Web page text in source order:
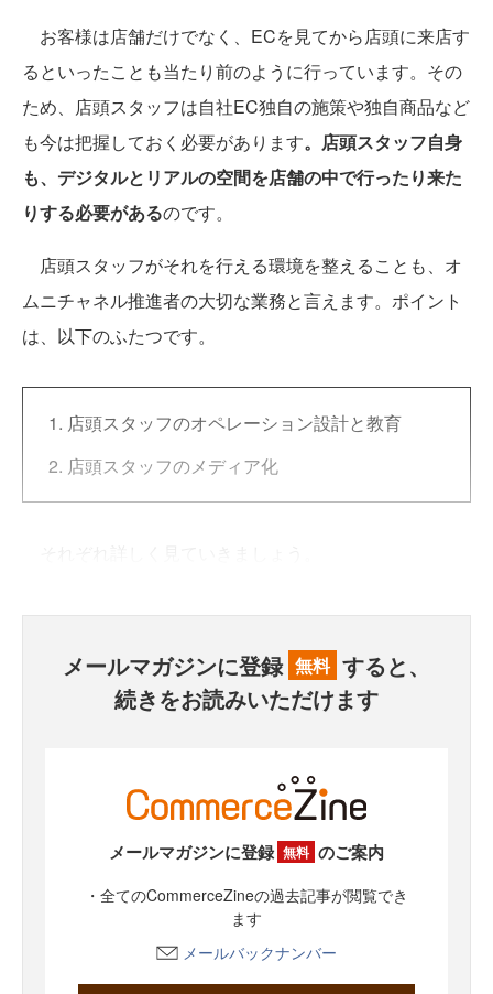
お客様は店舗だけでなく、ECを見てから店頭に来店す
るといったことも当たり前のように行っています。その
ため、店頭スタッフは自社EC独自の施策や独自商品など
も今は把握しておく必要があります。店頭スタッフ自身
も、デジタルとリアルの空間を店舗の中で行ったり来た
りする必要があるのです。
店頭スタッフがそれを行える環境を整えることも、オ
ムニチャネル推進者の大切な業務と言えます。ポイント
は、以下のふたつです。
店頭スタッフのオペレーション設計と教育
店頭スタッフのメディア化
メールマガジンに登録 無料 すると、
続きをお読みいただけます
メールマガジンに登録 無料 のご案内
・全てのCommerceZineの過去記事が閲覧でき
ます
メールバックナンバー